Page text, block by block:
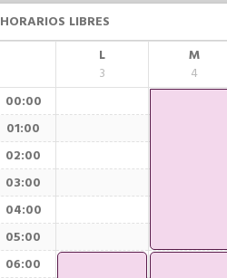
HORARIOS LIBRES
L
3
M
4
00:00
01:00
02:00
03:00
04:00
05:00
06:00